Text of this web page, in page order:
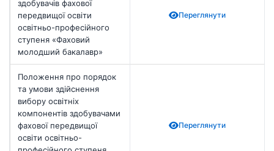
здобувачів фахової
передвищої освіти
освітньо-професійного
ступеня «Фаховий
молодший бакалавр»
Переглянути
Положення про порядок
та умови здійснення
вибору освітніх
компонентів здобувачами
фахової передвищої
освіти освітньо-
Переглянути